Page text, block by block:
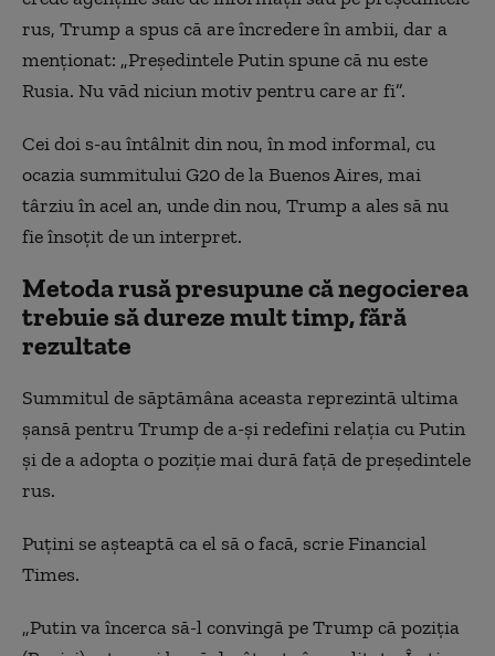
rus, Trump a spus că are încredere în ambii, dar a
menționat: „Președintele Putin spune că nu este
Rusia. Nu văd niciun motiv pentru care ar fi”.
Cei doi s-au întâlnit din nou, în mod informal, cu
ocazia summitului G20 de la Buenos Aires, mai
târziu în acel an, unde din nou, Trump a ales să nu
fie însoțit de un interpret.
Metoda rusă presupune că negocierea
trebuie să dureze mult timp, fără
rezultate
Summitul de săptămâna aceasta reprezintă ultima
șansă pentru Trump de a-și redefini relația cu Putin
și de a adopta o poziție mai dură față de președintele
rus.
Puțini se așteaptă ca el să o facă, scrie Financial
Times.
„Putin va încerca să-l convingă pe Trump că poziția